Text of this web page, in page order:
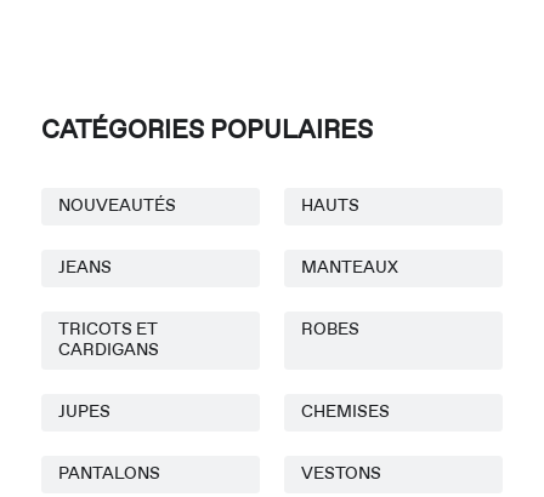
CATÉGORIES POPULAIRES
NOUVEAUTÉS HAUTS
JEANS MANTEAUX
TRICOTS ET
CARDIGANS
ROBES
JUPES CHEMISES
PANTALONS VESTONS